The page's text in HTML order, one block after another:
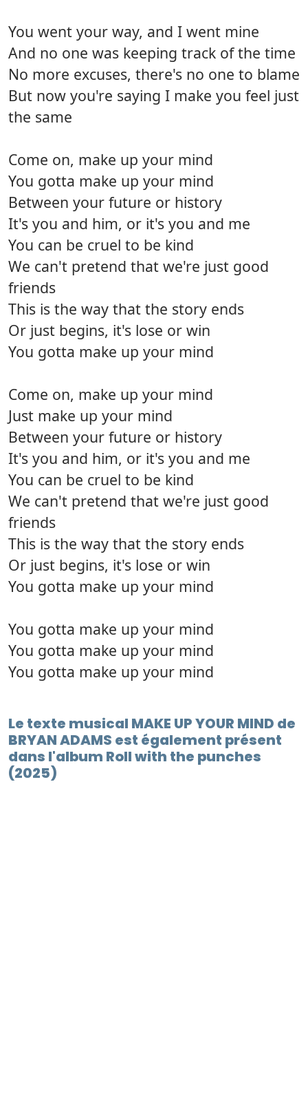
You went your way, and I went mine
And no one was keeping track of the time
No more excuses, there's no one to blame
But now you're saying I make you feel just
the same
Come on, make up your mind
You gotta make up your mind
Between your future or history
It's you and him, or it's you and me
You can be cruel to be kind
We can't pretend that we're just good
friends
This is the way that the story ends
Or just begins, it's lose or win
You gotta make up your mind
Come on, make up your mind
Just make up your mind
Between your future or history
It's you and him, or it's you and me
You can be cruel to be kind
We can't pretend that we're just good
friends
This is the way that the story ends
Or just begins, it's lose or win
You gotta make up your mind
You gotta make up your mind
You gotta make up your mind
You gotta make up your mind
Le texte musical MAKE UP YOUR MIND de
BRYAN ADAMS est également présent
dans l'album Roll with the punches
(2025)